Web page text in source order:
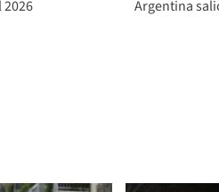
2026
Argentina